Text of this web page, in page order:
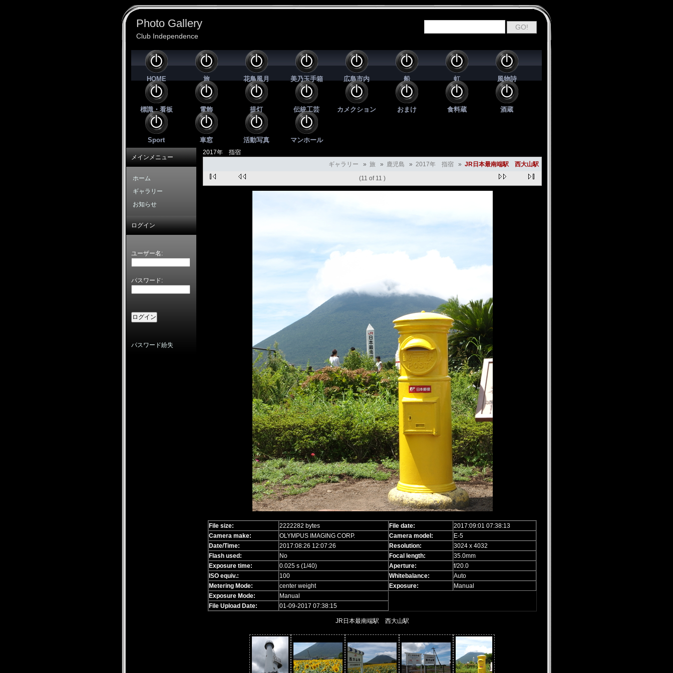
Photo Gallery
Club Independence
HOME 旅 花鳥風月 美乃玉手箱 広島市内 船 虹 風物詩
標識・看板 電飾 提灯 伝統工芸 カメクション おまけ 食料蔵 酒蔵
Sport 車窓 活動写真 マンホール
2017年 指宿
ギャラリー » 旅 » 鹿児島 » 2017年 指宿 » JR日本最南端駅 西大山駅
(11 of 11 )
File size: 2222282 bytes File date:
2017:09:01 07:38:13
Camera make:
OLYMPUS IMAGING CORP. Camera model:
E-5
Date/Time:
2017:08:26 12:07:26 Resolution:
3024 x 4032
Flash used:
No Focal length:
35.0mm
Exposure time:
0.025 s (1/40) Aperture:
f/20.0
ISO equiv.:
100 Whitebalance:
Auto
Metering Mode:
center weight Exposure:
Manual
Exposure Mode:
Manual
File Upload Date:
01-09-2017 07:38:15
JR日本最南端駅 西大山駅
メインメニュー
ホーム
ギャラリー
お知らせ
ログイン
ユーザー名:
パスワード:
パスワード紛失